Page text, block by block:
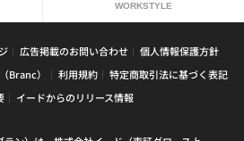
WORKSTYLE
広告掲載のお問い合わせ
個人情報保護方針
Branc）
利用規約
特定商取引法に基づく表記
イードからのリリース情報